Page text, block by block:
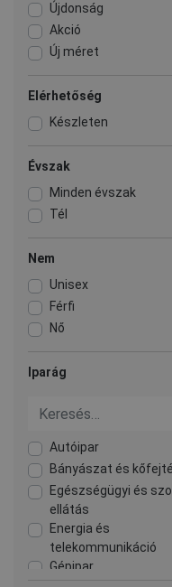
Újdonság
Akció
Új méret
Elérhetőség
Készleten
Évszak
Minden évszak
Tél
Nem
Unisex
Férfi
Nő
Iparág
Autóipar
Bányászat és
Egészségügyi és
ellátás
Energia és
telekommunikáció
Gépipar